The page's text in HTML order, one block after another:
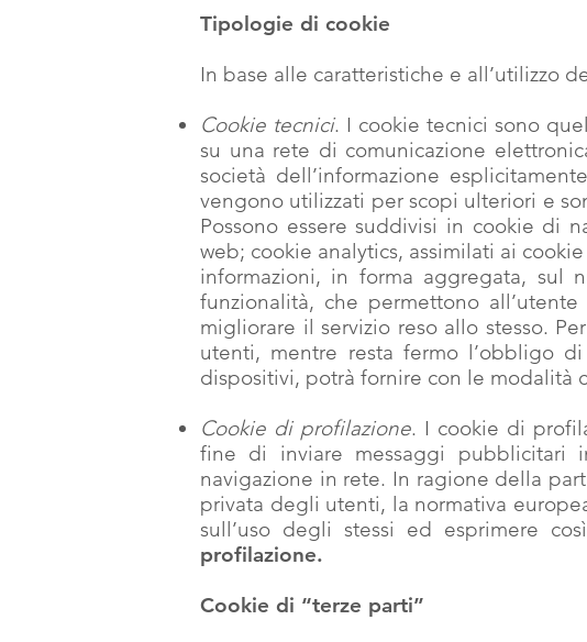
Tipologie di cookie
In base alle caratteristiche e all’utilizzo
Cookie tecnici. I cookie tecnici sono
su una rete di comunicazione
società dell’informazione
vengono utilizzati per scopi ulteriori e
Possono essere suddivisi in cookie di
web; cookie analytics, assimilati ai
informazioni, in forma aggregata, sul
funzionalità, che permettono
migliorare il servizio reso allo stesso.
utenti, mentre resta fermo l’obbligo
dispositivi, potrà fornire con le modalità
Cookie di profilazione. I cookie di
fine di inviare messaggi pubblicitari
navigazione in rete. In ragione della
privata degli utenti, la normativa
sull’uso degli stessi ed esprimere
profilazione.
Cookie di “terze parti”